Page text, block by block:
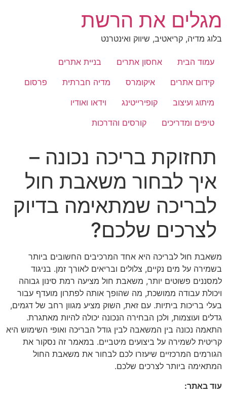
לתוכן
מגלים את הרשת
בלוג מדיה, קריאטיב, שיווק ואינטרנט
עמוד הבית אחסון אתרים
בניית אתרים
קידום אתרים
איקומרס מדיה חברתית
פרסום
מיתוג ועיצוב
קופירייטינג
וידאו ואודיו
טיפים ומדריכים
קורסים והדרכות
תחזוקת בריכה נכונה –
איך לבחור משאבת חול
לבריכה שמתאימה בדיוק
לצרכים שלכם?
משאבת חול לבריכה היא אחד המרכיבים החשובים ביותר
בשמירה על מים נקיים, צלולים ובריאים לאורך זמן. בניגוד
למסננים פשוטים יותר, משאבת חול מציעה רמת סינון גבוהה
ויכולת עבודה ממושכת, מה שהופך אותה לפתרון מועדף עבור
בעלי בריכות ביתיות. עם זאת, השוק מציע מגוון רחב של דגמים,
גדלים ועוצמות, ולכן הבחירה הנכונה יכולה להיות מאתגרת.
התאמה נכונה בין המשאבה לבין גודל הבריכה ואופי השימוש היא
קריטית לשמירה על ביצועים מיטביים. במאמר זה נסקור את
הגורמים המרכזיים שיעזרו לכם לבחור את משאבת החול
המתאימה ביותר לצרכים שלכם.
עוד באתר: